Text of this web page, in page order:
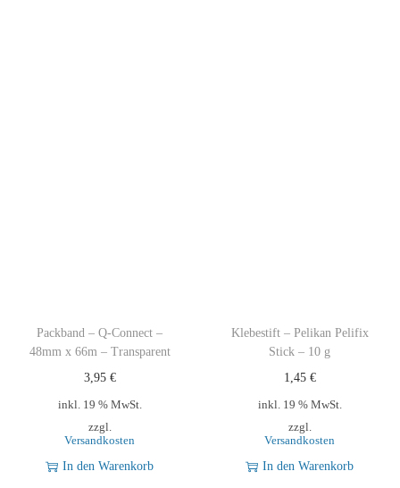
Packband – Q-Connect –
48mm x 66m – Transparent
3,95 €
inkl. 19 % MwSt.
zzgl.
Versandkosten
In den Warenkorb
Klebestift – Pelikan Pelifix
Stick – 10 g
1,45 €
inkl. 19 % MwSt.
zzgl.
Versandkosten
In den Warenkorb